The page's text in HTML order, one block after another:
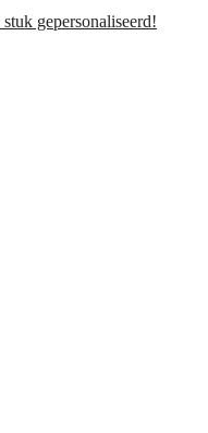
gepersonaliseerd!